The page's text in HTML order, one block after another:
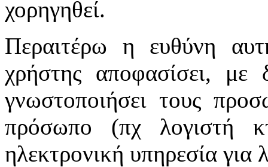
χορηγηθεί.
Περαιτέρω η ευθύνη
χρήστης αποφασίσει, με
γνωστοποιήσει τους
πρόσωπο (πχ λογιστή
ηλεκτρονική υπηρεσία για